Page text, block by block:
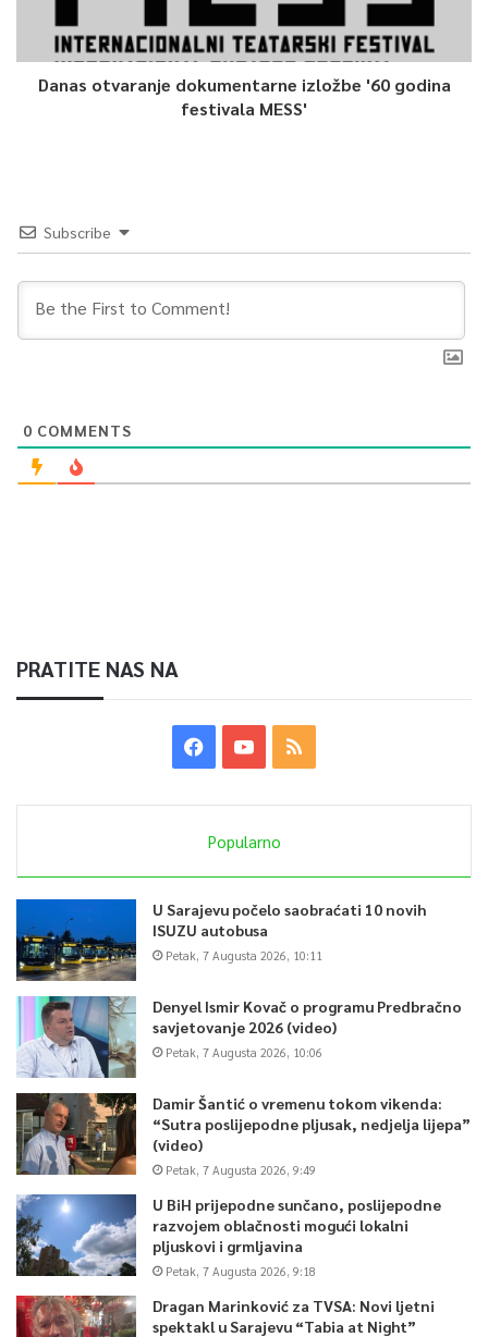
Danas otvaranje dokumentarne izložbe '60 godina
festivala MESS'
Subscribe
0 COMMENTS
PRATITE NAS NA
Popularno
U Sarajevu počelo saobraćati 10 novih
ISUZU autobusa
Petak, 7 Augusta 2026, 10:11
Denyel Ismir Kovač o programu Predbračno
savjetovanje 2026 (video)
Petak, 7 Augusta 2026, 10:06
Damir Šantić o vremenu tokom vikenda:
“Sutra poslijepodne pljusak, nedjelja lijepa”
(video)
Petak, 7 Augusta 2026, 9:49
U BiH prijepodne sunčano, poslijepodne
razvojem oblačnosti mogući lokalni
pljuskovi i grmljavina
Petak, 7 Augusta 2026, 9:18
Dragan Marinković za TVSA: Novi ljetni
spektakl u Sarajevu “Tabia at Night”